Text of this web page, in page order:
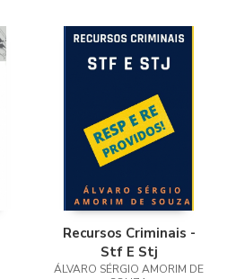
Recursos Criminais -
Stf E Stj
ÁLVARO SÉRGIO AMORIM DE